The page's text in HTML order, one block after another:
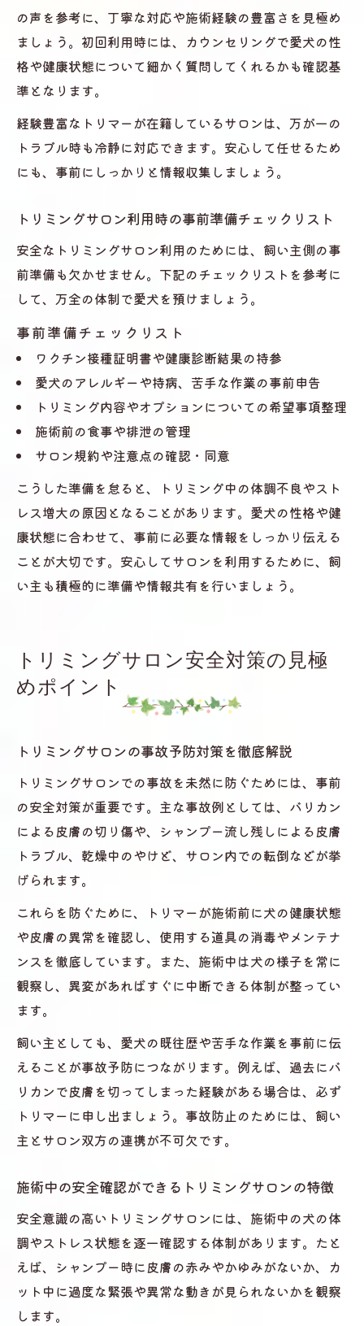
の声を参考に、丁寧な対応や施術経験の豊富さを見極め
ましょう。初回利用時には、カウンセリングで愛犬の性
格や健康状態について細かく質問してくれるかも確認基
準となります。
経験豊富なトリマーが在籍しているサロンは、万が一の
トラブル時も冷静に対応できます。安心して任せるため
にも、事前にしっかりと情報収集しましょう。
トリミングサロン利用時の事前準備チェックリスト
安全なトリミングサロン利用のためには、飼い主側の事
前準備も欠かせません。下記のチェックリストを参考に
して、万全の体制で愛犬を預けましょう。
事前準備チェックリスト
ワクチン接種証明書や健康診断結果の持参
愛犬のアレルギーや持病、苦手な作業の事前申告
トリミング内容やオプションについての希望事項整理
施術前の食事や排泄の管理
サロン規約や注意点の確認・同意
こうした準備を怠ると、トリミング中の体調不良やスト
レス増大の原因となることがあります。愛犬の性格や健
康状態に合わせて、事前に必要な情報をしっかり伝える
ことが大切です。安心してサロンを利用するために、飼
い主も積極的に準備や情報共有を行いましょう。
トリミングサロン安全対策の見極
めポイント
トリミングサロンの事故予防対策を徹底解説
トリミングサロンでの事故を未然に防ぐためには、事前
の安全対策が重要です。主な事故例としては、バリカン
による皮膚の切り傷や、シャンプー流し残しによる皮膚
トラブル、乾燥中のやけど、サロン内での転倒などが挙
げられます。
これらを防ぐために、トリマーが施術前に犬の健康状態
や皮膚の異常を確認し、使用する道具の消毒やメンテナ
ンスを徹底しています。また、施術中は犬の様子を常に
観察し、異変があればすぐに中断できる体制が整ってい
ます。
飼い主としても、愛犬の既往歴や苦手な作業を事前に伝
えることが事故予防につながります。例えば、過去にバ
リカンで皮膚を切ってしまった経験がある場合は、必ず
トリマーに申し出ましょう。事故防止のためには、飼い
主とサロン双方の連携が不可欠です。
施術中の安全確認ができるトリミングサロンの特徴
安全意識の高いトリミングサロンには、施術中の犬の体
調やストレス状態を逐一確認する体制があります。たと
えば、シャンプー時に皮膚の赤みやかゆみがないか、カ
ット中に過度な緊張や異常な動きが見られないかを観察
します。